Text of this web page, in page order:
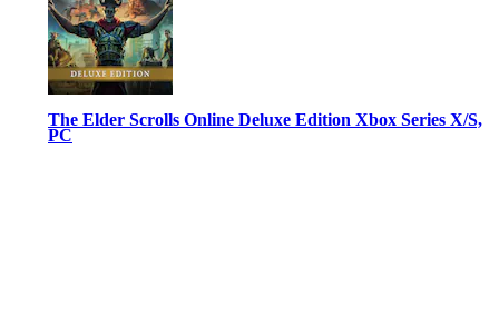
The Elder Scrolls Online Deluxe Edition Xbox Series X/S,
PC